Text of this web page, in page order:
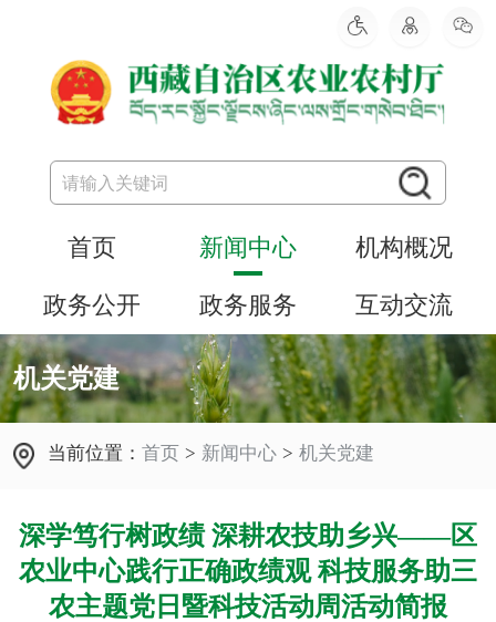
首页 新闻中心 机构概况
政务公开 政务服务 互动交流
机关党建
当前位置：首页 > 新闻中心 > 机关党建
深学笃行树政绩 深耕农技助乡兴——区
农业中心践行正确政绩观 科技服务助三
农主题党日暨科技活动周活动简报